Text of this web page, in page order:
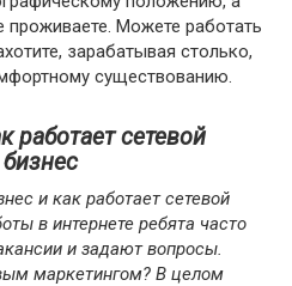
проживаете. Можете работать
зарабатывая столько,
существованию.
работает сетевой
и как работает сетевой
в интернете ребята часто
и задают вопросы.
маркетингом? В целом